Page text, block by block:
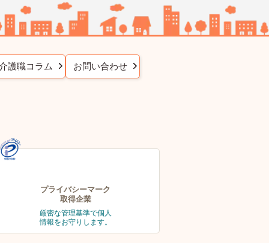
護職コラム お問い合わせ
プライバシーマーク
取得企業
厳密な管理基準で個人
情報をお守りします。